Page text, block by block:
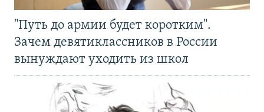
"Путь до армии будет коротким".
Зачем девятиклассников в России
вынуждают уходить из школ